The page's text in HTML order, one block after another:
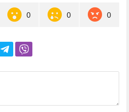
0 0 0